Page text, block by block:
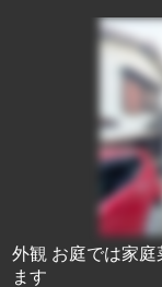
外観 お庭では家
ます